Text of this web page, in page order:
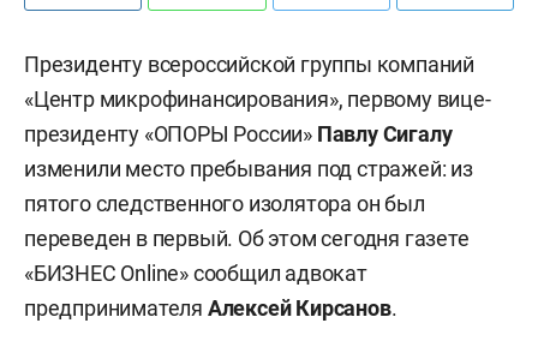
Президенту всероссийской группы компаний
«Центр микрофинансирования», первому вице-
президенту «ОПОРЫ России» Павлу Сигалу
изменили место пребывания под стражей: из
пятого следственного изолятора он был
переведен в первый. Об этом сегодня газете
«БИЗНЕС Online» сообщил адвокат
предпринимателя Алексей Кирсанов.